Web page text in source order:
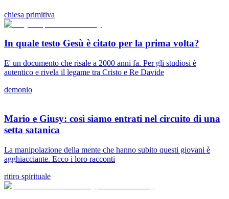
chiesa primitiva
In quale testo Gesù è citato per la prima volta?
E' un documento che risale a 2000 anni fa. Per gli studiosi è
autentico e rivela il legame tra Cristo e Re Davide
demonio
Mario e Giusy: così siamo entrati nel circuito di una
setta satanica
La manipolazione della mente che hanno subito questi giovani è
agghiacciante. Ecco i loro racconti
ritiro spirituale